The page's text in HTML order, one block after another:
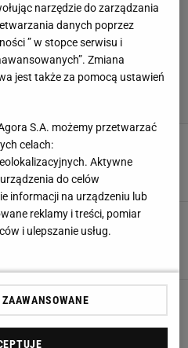
się pogodzić z porażką.
"Bała się"
24 WRZEŚNIA 2025, 09:03
Rosji podsumowała Świątek
rozstanie w świecie tenisa
9 MAJA 2025, 19:40
narzędzie do zarządzania
danych poprzez
” w stopce serwisu i
Zmiana
jest także za pomocą ustawień
S.A. możemy przetwarzać
celach:
Aktywne
do celów
informacji na urządzeniu lub
reklamy i treści, pomiar
i ulepszanie usług.